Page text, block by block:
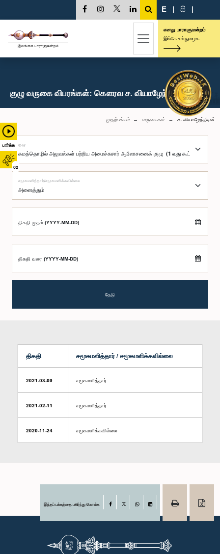
பார்க்க
02
E | සි |
எனது பாராளுமன்றம்
இங்கே உள்நுழைக
குழு வருகை விபரங்கள்: கௌரவ ச. வியாழேந்திரன், பா.உ.
முதற்பக்கம் வருகைகள் ச. வியாழேந்திரன்
குழு
சமூகமளித்தார்/சமூகமளிக்கவில்லை
திகதி முதல் (YYYY-MM-DD)
திகதி வரை (YYYY-MM-DD)
தேடு
திகதி சமூகமளித்தார் / சமூகமளிக்கவில்லை
2021-03-09 சமூகமளித்தார்
2021-02-11 சமூகமளித்தார்
2020-11-24 சமூகமளிக்கவில்லை
இந்தப் பக்கத்தை பகிர்ந்து கொள்க Facebook